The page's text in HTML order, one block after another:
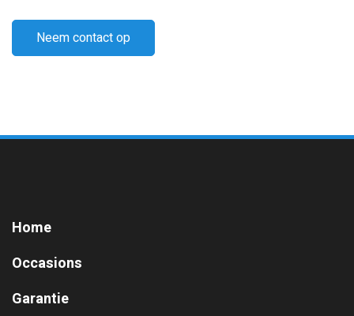
Neem contact op
Home
Occasions
Garantie